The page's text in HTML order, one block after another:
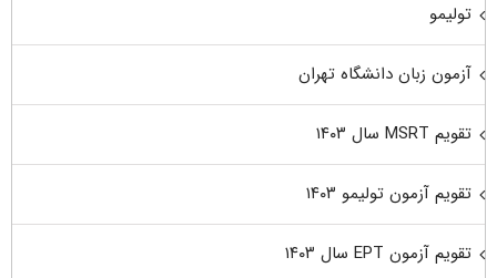
تولیمو
آزمون زبان دانشگاه تهران
تقویم MSRT سال ۱۴۰۳
تقویم آزمون تولیمو ۱۴۰۳
تقویم آزمون EPT سال ۱۴۰۳